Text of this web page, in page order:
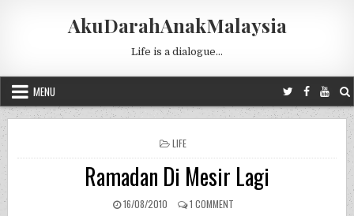
AkuDarahAnakMalaysia
Life is a dialogue…
MENU
POSTED IN
LIFE
Ramadan Di Mesir Lagi
PUBLISHED DATE:
16/08/2010 1 COMMENTON RAMADAN DI MESIR LAGI